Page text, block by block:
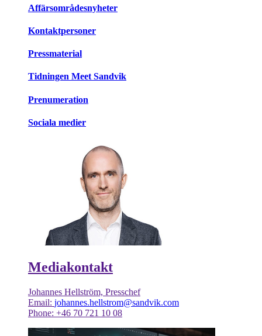
Affärsområdesnyheter
Kontaktpersoner
Pressmaterial
Tidningen Meet Sandvik
Prenumeration
Sociala medier
Mediakontakt
Johannes Hellström, Presschef
Email: johannes.hellstrom@sandvik.com
Phone: +46 70 721 10 08